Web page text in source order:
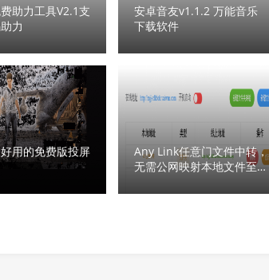
助力工具V2.1支
力
安卓音友v1.1.2 万能音乐
下载软件
用的免费版投屏
Any Link任意门文件中转，
无需公网映射本地文件至公